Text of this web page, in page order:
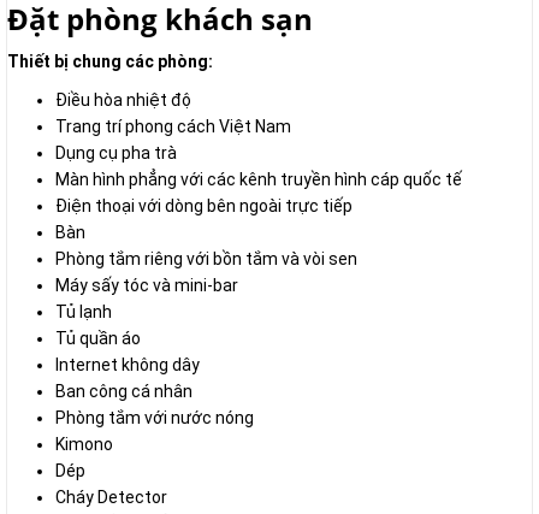
Đặt phòng khách sạn
Thiết bị chung các phòng:
Điều hòa nhiệt độ
Trang trí phong cách Việt Nam
Dụng cụ pha trà
Màn hình phẳng với các kênh truyền hình cáp quốc tế
Điện thoại với dòng bên ngoài trực tiếp
Bàn
Phòng tắm riêng với bồn tắm và vòi sen
Máy sấy tóc và mini-bar
Tủ lạnh
Tủ quần áo
Internet không dây
Ban công cá nhân
Phòng tắm với nước nóng
Kimono
Dép
Cháy Detector